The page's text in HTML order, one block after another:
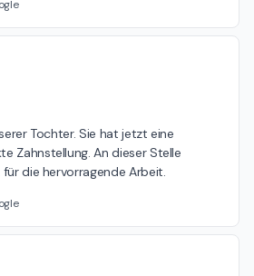
Tochter. Sie hat jetzt eine
Zahnstellung. An dieser Stelle
die hervorragende Arbeit.